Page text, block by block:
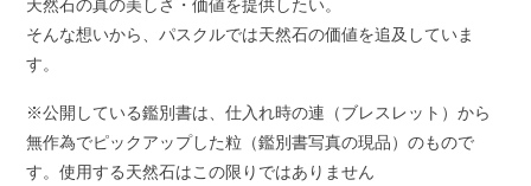
天然石の真の美しさ・価値を提供したい。
そんな想いから、パスクルでは天然石の価値を追及していま
す。
※公開している鑑別書は、仕入れ時の連（ブレスレット）から
無作為でピックアップした粒（鑑別書写真の現品）のもので
す。使用する天然石はこの限りではありません